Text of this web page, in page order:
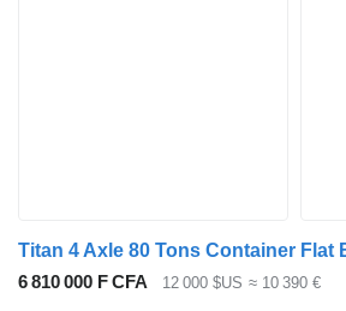
6 810 000 F CFA 12 000 $US ≈ 10 390 €